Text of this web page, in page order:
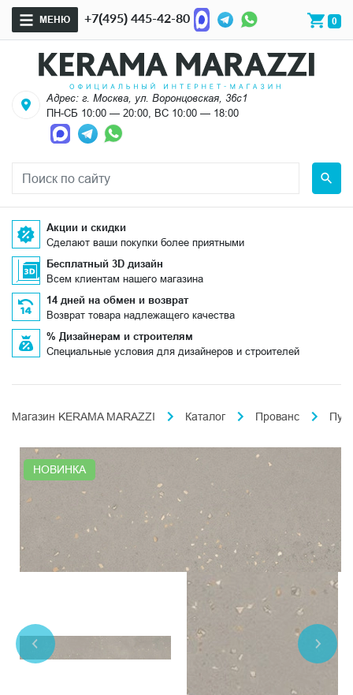
МЕНЮ +7(495) 445-42-80 0
Адрес: г. Москва, ул. Воронцовская, 36с1
ПН-СБ 10:00 — 20:00, ВС 10:00 — 18:00
Акции и скидки
Сделают ваши покупки более приятными
Бесплатный 3D дизайн
Всем клиентам нашего магазина
14 дней на обмен и возврат
Возврат товара надлежащего качества
% Дизайнерам и строителям
Специальные условия для дизайнеров и строителей
Магазин KERAMA MARAZZI Каталог Прованс
НОВИНКА